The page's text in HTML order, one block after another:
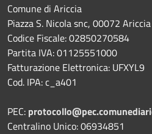
Comune di Ariccia
Piazza S. Nicola snc, 00072
Codice Fiscale: 02850270584
Partita IVA: 01125551000
Fatturazione Elettronica: UFXYL9
Cod. IPA: c_a401
PEC:
Centralino Unico: 06934851